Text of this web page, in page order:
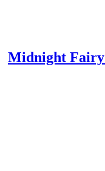
ادو پرفیوم زنانه لنکوم مدل Midnight Fairy